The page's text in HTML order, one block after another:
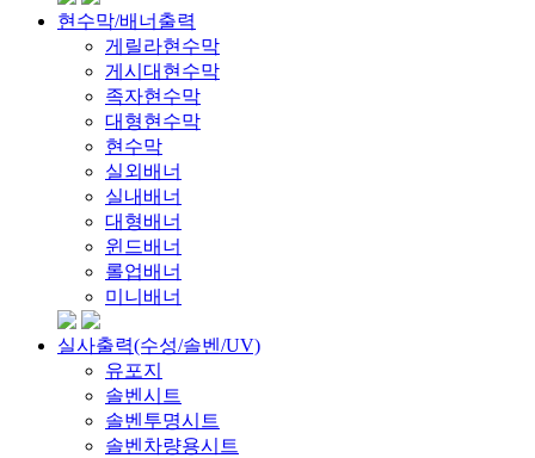
현수막/배너출력
게릴라현수막
게시대현수막
족자현수막
대형현수막
현수막
실외배너
실내배너
대형배너
윈드배너
롤업배너
미니배너
실사출력(수성/솔벤/UV)
유포지
솔벤시트
솔벤투명시트
솔벤차량용시트